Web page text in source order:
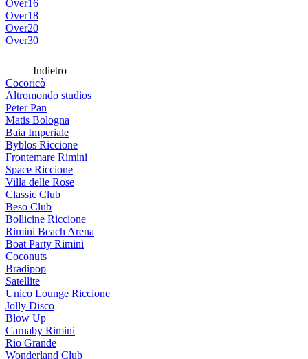
Over16
Over18
Over20
Over30
Indietro
Cocoricò
Altromondo studios
Peter Pan
Matis Bologna
Baia Imperiale
Byblos Riccione
Frontemare Rimini
Space Riccione
Villa delle Rose
Classic Club
Beso Club
Bollicine Riccione
Rimini Beach Arena
Boat Party Rimini
Coconuts
Bradipop
Satellite
Unico Lounge Riccione
Jolly Disco
Blow Up
Carnaby Rimini
Rio Grande
Wonderland Club